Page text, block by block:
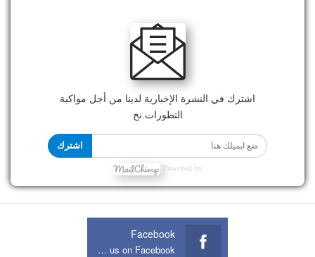
اشترك في النشرة الإخبارية لدينا من أجل مواكبة
التطورات.نخ
اشترك
Powered by
Facebook
Join us on Facebook